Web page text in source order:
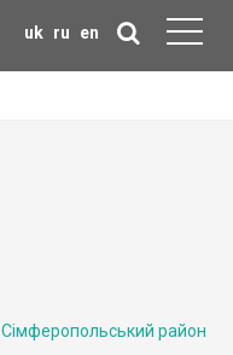
uk ru en
Сімферопольський район